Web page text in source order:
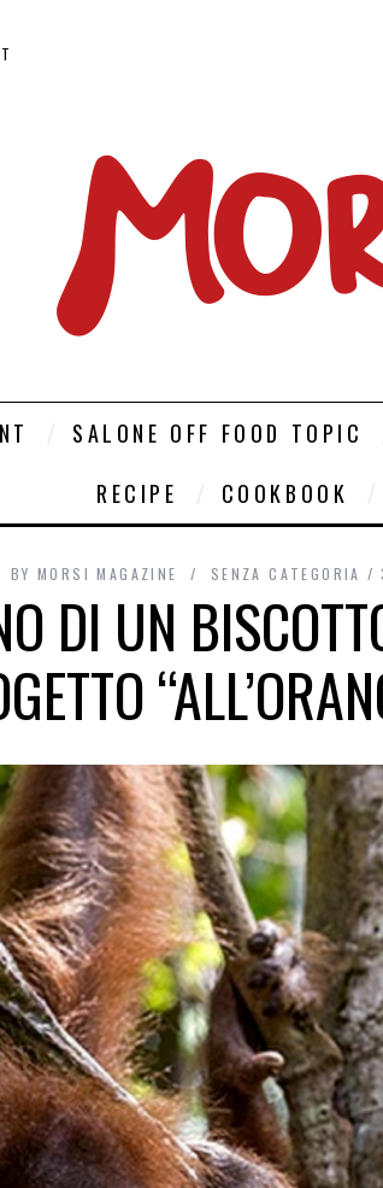
SALONE OFF FOOD TOPIC
RECIPE
COOKBOOK
BY MORSI MAGAZINE SENZA CATEGORIA
DI UN